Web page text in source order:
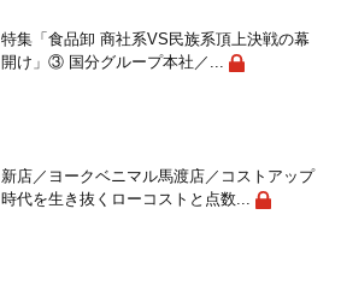
特集「食品卸 商社系VS民族系頂上決戦の幕
開け」③ 国分グループ本社／...
新店／ヨークベニマル馬渡店／コストアップ
時代を生き抜くローコストと点数...